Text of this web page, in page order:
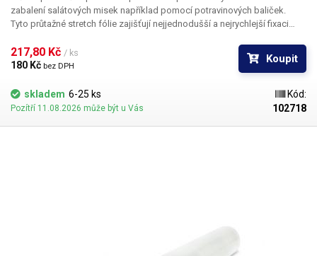
zabalení salátových misek například pomocí potravinových baliček.
Tyto průtažné stretch fólie zajišťují nejjednodušší a nejrychlejší fixaci
dokonalé průhlednosti zachovávají vzhled zabalených potravin a chrání
je proti vysušení a rychlé oxidaci. Tyto potravinářské fólie není třeba
Fólie jsou vyrobeny v česku a
(na vyžádání).
217,80 Kč / ks
180 Kč bez DPH
Koupit
skladem 6-25 ks
Pozítří 11.08.2026 může být u Vás
Kód:
102718